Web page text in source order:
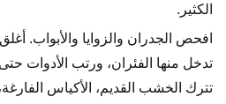
الكثير.
افحص الجدران والزوايا والأبواب.
تدخل منها الفئران، ورتب الأدوات حتى
تترك الخشب القديم، الأكياس